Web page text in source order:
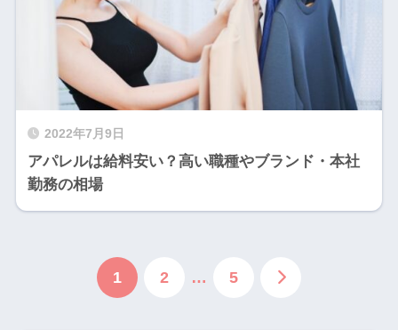
2022年7月9日
アパレルは給料安い？高い職種やブランド・本社
勤務の相場
1 2 … 5